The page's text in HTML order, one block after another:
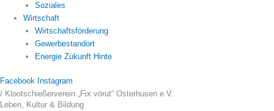
Soziales
Wirtschaft
Wirtschaftsförderung
Gewerbestandort
Energie Zukunft Hinte
Facebook Instagram
/ Klootschießerverein „Fix vörut“ Osterhusen e.V.
Leben, Kultur & Bildung